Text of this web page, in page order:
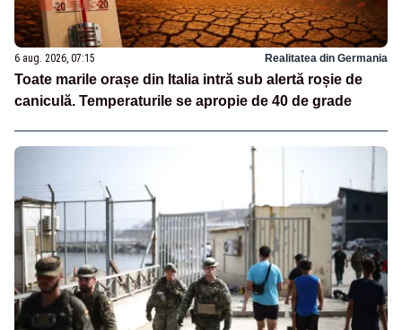
6 aug. 2026, 07:15 Realitatea din Germania
Toate marile orașe din Italia intră sub alertă roșie de
caniculă. Temperaturile se apropie de 40 de grade